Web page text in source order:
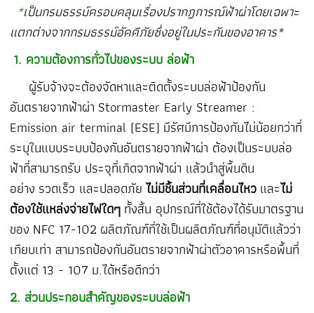
*เป็นกรมธรรม์ครอบคลุมเรื่องปรากฏการณ์ฟ้าผ่าโดยเฉพาะ
แตกต่างจากกรมธรรม์อัคคีภัยซึ่งอยู่ในประกันของอาคาร*
1. ความต้องการทั่วไปของระบบ ล่อฟ้า
ผู้รับจ้างจะต้องจัดหาและติดตั้งระบบล่อฟ้าป้องกัน
อันตรายจากฟ้าผ่า Stormaster Early Streamer :
Emission air terminal (ESE) มีรัศมีการป้องกันไม่น้อยกว่าที่
ระบุในแบบระบบป้องกันอันตรายจากฟ้าผ่า ต้องเป็นระบบล่อ
ฟ้าที่สามารถรับ ประจุที่เกิดจากฟ้าผ่า แล้วนำสู่พื้นดิน
อย่าง รวดเร็ว และปลอดภัยไม่มีชิ้นส่วนที่เคลื่อนไหว และไม่
ต้องใช้แหล่งจ่ายไฟใดๆ ทั้งสิ้น อุปกรณ์ที่ใช้ต้องได้รับมาตรฐาน
ของ NFC 17-102 ผลิตภัณฑ์ที่ใช้เป็นผลิตภัณฑ์ที่อนุมัติแล้วว่า
เทียบเท่า สามารถป้องกันอันตรายจากฟ้าผ่าตัวอาคารหรือพื้นที่
ตั้งแต่ 13 - 107 ม.ได้หรือดีกว่า
2. ส่วนประกอบสำคัญของระบบล่อฟ้า